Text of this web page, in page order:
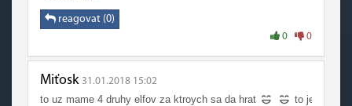
model než hrateľný a dark iron nah sú ok
reagovat (0)
0 0
Miťosk 31.01.2018 15:02
to uz mame 4 druhy elfov za ktroych sa da hrat
to je malo